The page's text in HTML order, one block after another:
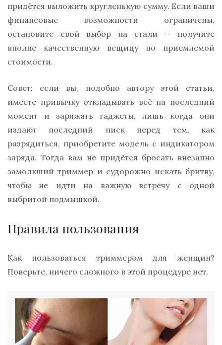
придётся выложить кругленькую сумму. Если ваши
финансовые возможности ограничены,
остановите свой выбор на стали — получите
вполне качественную вещицу по приемлемой
стоимости.
Совет: если вы, подобно автору этой статьи,
имеете привычку откладывать всё на последний
момент и заряжать гаджеты, лишь когда они
издают последний писк перед тем, как
разрядиться, приобретите модель с индикатором
заряда. Тогда вам не придётся бросать внезапно
замолкший триммер и судорожно искать бритву,
чтобы не идти на важную встречу с одной
выбритой подмышкой.
Правила пользования
Как пользоваться триммером для женщин?
Поверьте, ничего сложного в этой процедуре нет.